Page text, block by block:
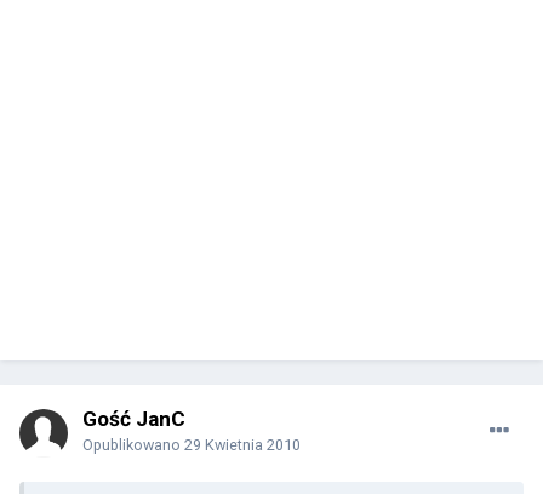
Gość JanC
Opublikowano 29 Kwietnia 2010